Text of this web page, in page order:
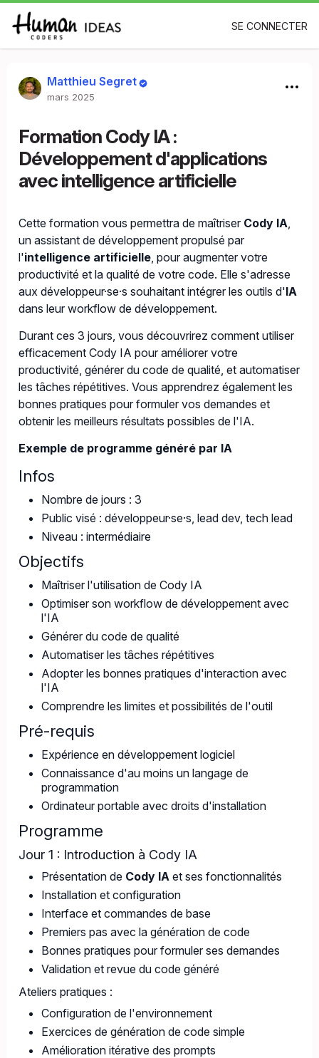
SE CONNECTER
Matthieu Segret
mars 2025
Formation Cody IA :
Développement d'applications
avec intelligence artificielle
Cette formation vous permettra de maîtriser Cody IA,
un assistant de développement propulsé par
l'intelligence artificielle, pour augmenter votre
productivité et la qualité de votre code. Elle s'adresse
aux développeur·se·s souhaitant intégrer les outils d'IA
dans leur workflow de développement.
Durant ces 3 jours, vous découvrirez comment utiliser
efficacement Cody IA pour améliorer votre
productivité, générer du code de qualité, et automatiser
les tâches répétitives. Vous apprendrez également les
bonnes pratiques pour formuler vos demandes et
obtenir les meilleurs résultats possibles de l'IA.
Exemple de programme généré par IA
Infos
Nombre de jours : 3
Public visé : développeur·se·s, lead dev, tech lead
Niveau : intermédiaire
Objectifs
Maîtriser l'utilisation de Cody IA
Optimiser son workflow de développement avec
l'IA
Générer du code de qualité
Automatiser les tâches répétitives
Adopter les bonnes pratiques d'interaction avec
l'IA
Comprendre les limites et possibilités de l'outil
Pré-requis
Expérience en développement logiciel
Connaissance d'au moins un langage de
programmation
Ordinateur portable avec droits d'installation
Programme
Jour 1 : Introduction à Cody IA
Présentation de Cody IA et ses fonctionnalités
Installation et configuration
Interface et commandes de base
Premiers pas avec la génération de code
Bonnes pratiques pour formuler ses demandes
Validation et revue du code généré
Ateliers pratiques :
Configuration de l'environnement
Exercices de génération de code simple
Amélioration itérative des prompts